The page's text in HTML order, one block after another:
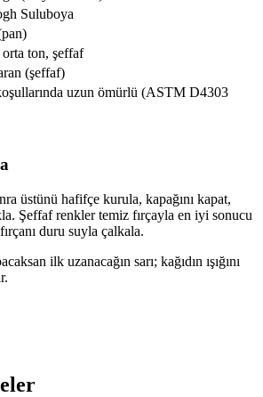
Suluboya
ton, şeffaf
(şeffaf)
uzun ömürlü (ASTM D4303
üstünü hafifçe kurula, kapağını kapat,
Şeffaf renkler temiz fırçayla en iyi sonucu
duru suyla çalkala.
ilk uzanacağın sarı; kağıdın ışığını